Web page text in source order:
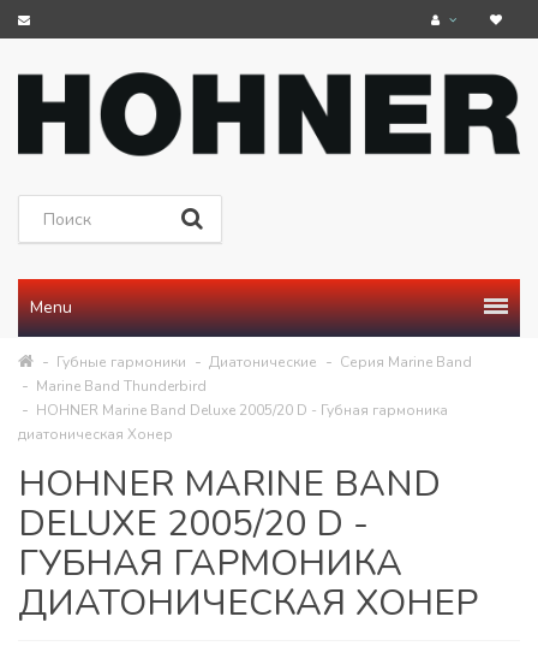
Menu
Губные гармоники Диатонические
Серия Marine Band
Marine Band Thunderbird
HOHNER Marine Band Deluxe 2005/20 D - Губная гармоника
диатоническая Хонер
HOHNER MARINE BAND
DELUXE 2005/20 D -
ГУБНАЯ ГАРМОНИКА
ДИАТОНИЧЕСКАЯ ХОНЕР